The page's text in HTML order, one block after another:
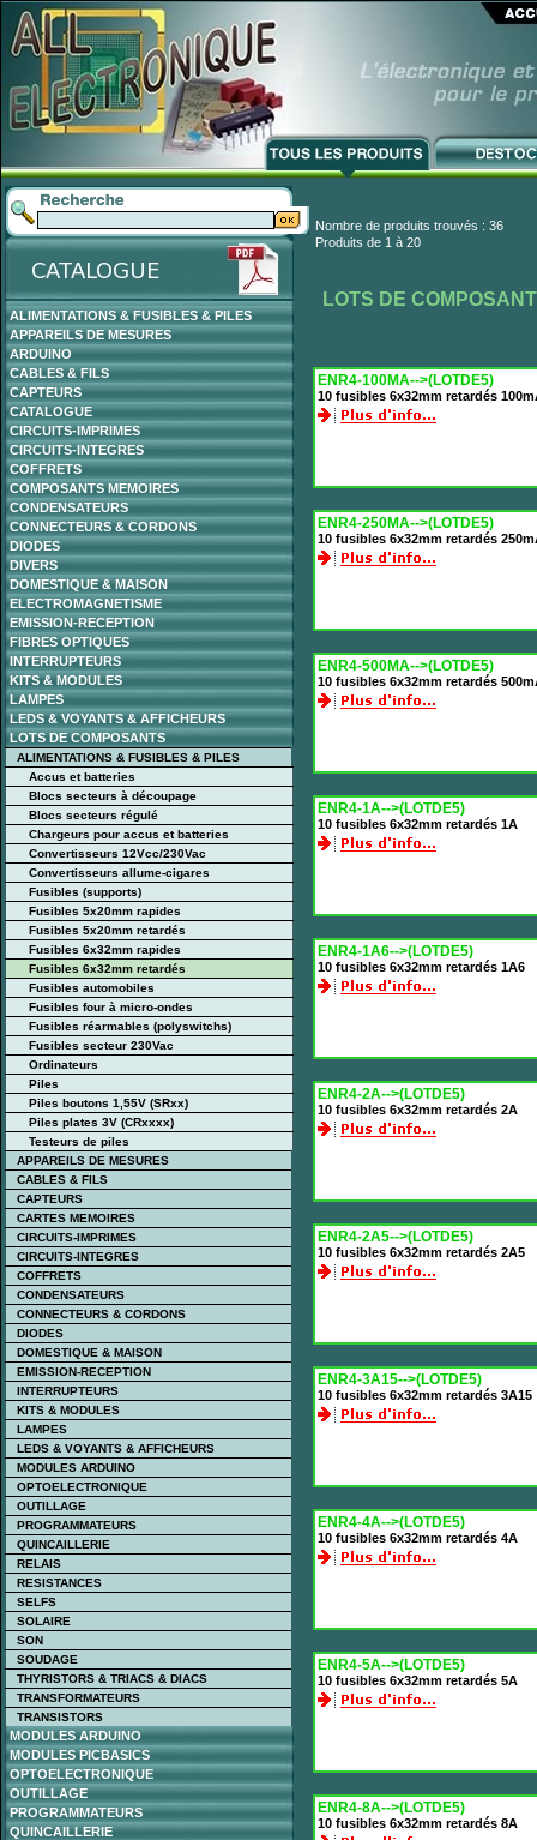
ALIMENTATIONS & FUSIBLES & PILES
APPAREILS DE MESURES
ARDUINO
CABLES & FILS
CAPTEURS
CATALOGUE
CIRCUITS-IMPRIMES
CIRCUITS-INTEGRES
COFFRETS
COMPOSANTS MEMOIRES
CONDENSATEURS
CONNECTEURS & CORDONS
DIODES
DIVERS
DOMESTIQUE & MAISON
ELECTROMAGNETISME
EMISSION-RECEPTION
FIBRES OPTIQUES
INTERRUPTEURS
KITS & MODULES
LAMPES
LEDS & VOYANTS & AFFICHEURS
LOTS DE COMPOSANTS
ALIMENTATIONS & FUSIBLES & PILES
Accus et batteries
Blocs secteurs à découpage
Blocs secteurs régulé
Chargeurs pour accus et batteries
Convertisseurs 12Vcc/230Vac
Convertisseurs allume-cigares
Fusibles (supports)
Fusibles 5x20mm rapides
Fusibles 5x20mm retardés
Fusibles 6x32mm rapides
Fusibles 6x32mm retardés
Fusibles automobiles
Fusibles four à micro-ondes
Fusibles réarmables (polyswitchs)
Fusibles secteur 230Vac
Ordinateurs
Piles
Piles boutons 1,55V (SRxx)
Piles plates 3V (CRxxxx)
Testeurs de piles
APPAREILS DE MESURES
CABLES & FILS
CAPTEURS
CARTES MEMOIRES
CIRCUITS-IMPRIMES
CIRCUITS-INTEGRES
COFFRETS
CONDENSATEURS
CONNECTEURS & CORDONS
DIODES
DOMESTIQUE & MAISON
EMISSION-RECEPTION
INTERRUPTEURS
KITS & MODULES
LAMPES
LEDS & VOYANTS & AFFICHEURS
MODULES ARDUINO
OPTOELECTRONIQUE
OUTILLAGE
PROGRAMMATEURS
QUINCAILLERIE
RELAIS
RESISTANCES
SELFS
SOLAIRE
SON
SOUDAGE
THYRISTORS & TRIACS & DIACS
TRANSFORMATEURS
TRANSISTORS
MODULES ARDUINO
MODULES PICBASICS
OPTOELECTRONIQUE
OUTILLAGE
PROGRAMMATEURS
QUINCAILLERIE
Nombre de produits trouvés : 36
Produits de 1 à 20
LOTS DE
ENR4-100MA-->(LOTDE5)
10 fusibles 6x32mm retardés
ENR4-250MA-->(LOTDE5)
10 fusibles 6x32mm retardés
ENR4-500MA-->(LOTDE5)
10 fusibles 6x32mm retardés
ENR4-1A-->(LOTDE5)
10 fusibles 6x32mm retardés 1A
ENR4-1A6-->(LOTDE5)
10 fusibles 6x32mm retardés 1A6
ENR4-2A-->(LOTDE5)
10 fusibles 6x32mm retardés 2A
ENR4-2A5-->(LOTDE5)
10 fusibles 6x32mm retardés 2A5
ENR4-3A15-->(LOTDE5)
10 fusibles 6x32mm retardés 3A15
ENR4-4A-->(LOTDE5)
10 fusibles 6x32mm retardés 4A
ENR4-5A-->(LOTDE5)
10 fusibles 6x32mm retardés 5A
ENR4-8A-->(LOTDE5)
10 fusibles 6x32mm retardés 8A